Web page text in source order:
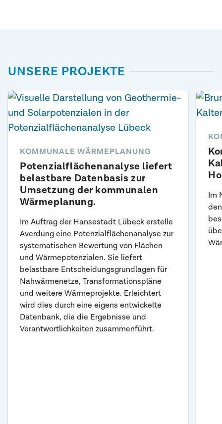
UNSERE PROJEKTE
KOMMUNALE WÄRMEPLANUNG
Potenzialflächenanalyse liefert
belastbare Datenbasis zur
Umsetzung der kommunalen
Wärmeplanung.
Im Auftrag der Hansestadt Lübeck erstelle
Averdung eine Potenzialflächenanalyse zur
systematischen Bewertung von Flächen
und Wärmepotenzialen. Sie liefert
belastbare Entscheidungsgrundlagen für
Nahwärmenetze, Transformationspläne
und weitere Wärmeprojekte. Erleichtert
wird dies durch eine eigens entwickelte
Datenbank, die die Ergebnisse und
Verantwortlichkeiten zusammenführt.
Im